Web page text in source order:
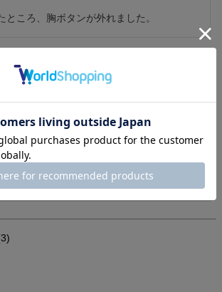
ところ、胸ボタンが外れました。
りなのに着やすく、非常に満足しています
3